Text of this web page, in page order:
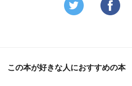
この本が好きな人におすすめの本